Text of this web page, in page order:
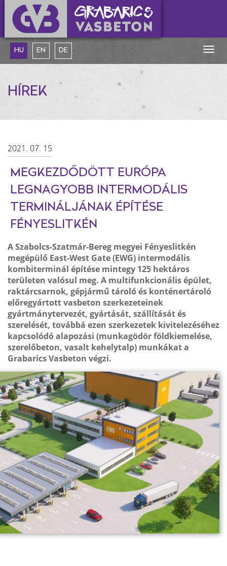
HU EN DE
HÍREK
2021. 07. 15
MEGKEZDŐDÖTT EURÓPA
LEGNAGYOBB INTERMODÁLIS
TERMINÁLJÁNAK ÉPÍTÉSE
FÉNYESLITKÉN
A Szabolcs-Szatmár-Bereg megyei Fényeslitkén
megépülő East-West Gate (EWG) intermodális
kombiterminál építése mintegy 125 hektáros
területen valósul meg. A multifunkcionális épület,
raktárcsarnok, gépjármű tároló és konténertároló
előregyártott vasbeton szerkezeteinek
gyártmánytervezét, gyártását, szállítását és
szerelését, továbbá ezen szerkezetek kivitelezéséhez
kapcsolódó alapozási (munkagödör földkiemelése,
szerelőbeton, vasalt kehelytalp) munkákat a
Grabarics Vasbeton végzi.